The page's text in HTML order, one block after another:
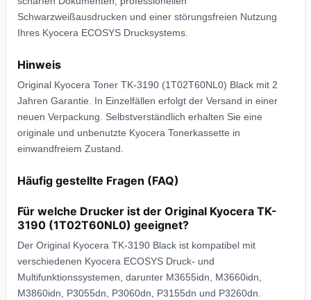
Schwarzweißausdrucken und einer störungsfreien Nutzung
Ihres Kyocera ECOSYS Drucksystems.
Hinweis
Original Kyocera Toner TK-3190 (1T02T60NL0) Black mit 2
Jahren Garantie. In Einzelfällen erfolgt der Versand in einer
neuen Verpackung. Selbstverständlich erhalten Sie eine
originale und unbenutzte Kyocera Tonerkassette in
einwandfreiem Zustand.
Häufig gestellte Fragen (FAQ)
Für welche Drucker ist der Original Kyocera TK-
3190 (1T02T60NL0) geeignet?
Der Original Kyocera TK-3190 Black ist kompatibel mit
verschiedenen Kyocera ECOSYS Druck- und
Multifunktionssystemen, darunter M3655idn, M3660idn,
M3860idn, P3055dn, P3060dn, P3155dn und P3260dn.